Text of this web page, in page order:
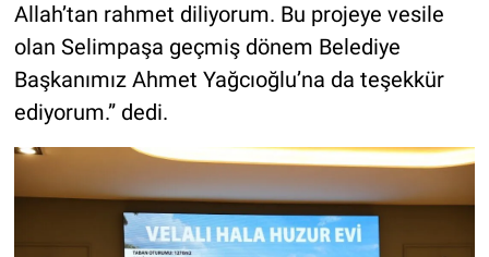
Allah’tan rahmet diliyorum. Bu projeye vesile
olan Selimpaşa geçmiş dönem Belediye
Başkanımız Ahmet Yağcıoğlu’na da teşekkür
ediyorum.” dedi.